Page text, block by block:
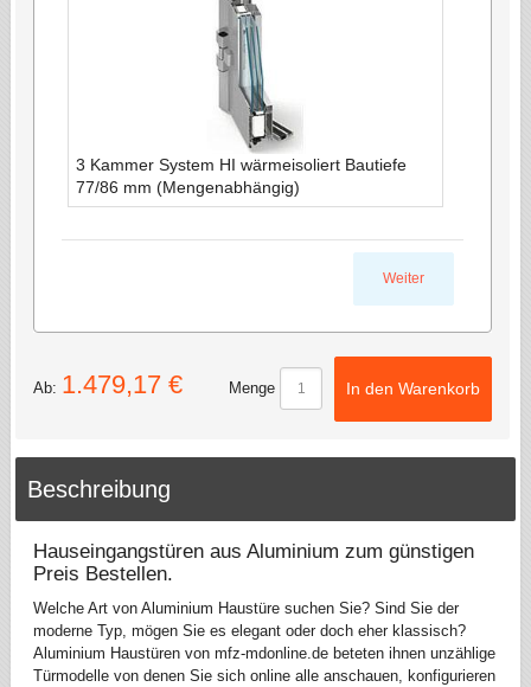
3 Kammer System HI wärmeisoliert Bautiefe
77/86 mm (Mengenabhängig)
Weiter
Ab: 1.479,17 € Menge In den Warenkorb
Beschreibung
Hauseingangstüren aus Aluminium zum günstigen
Preis Bestellen.
Welche Art von Aluminium Haustüre suchen Sie? Sind Sie der
moderne Typ, mögen Sie es elegant oder doch eher klassisch?
Aluminium Haustüren von mfz-mdonline.de beteten ihnen unzählige
Türmodelle von denen Sie sich online alle anschauen, konfigurieren